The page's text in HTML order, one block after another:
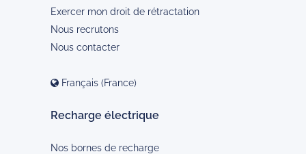
Exercer mon droit de rétractation
Nous recrutons
Nous contacter
Français (France)
Recharge électrique
Nos bornes de recharge